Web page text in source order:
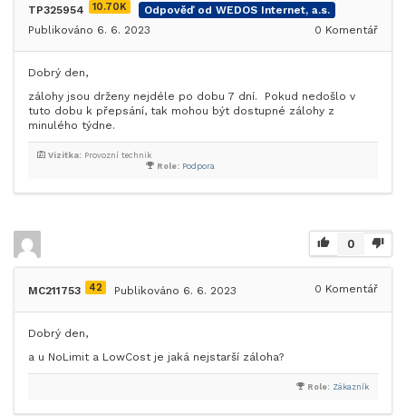
TP325954 10.70K
Odpověď od WEDOS Internet, a.s.
Publikováno 6. 6. 2023
0 Komentář
Dobrý den,
zálohy jsou drženy nejdéle po dobu 7 dní. Pokud nedošlo v
tuto dobu k přepsání, tak mohou být dostupné zálohy z
minulého týdne.
Role: Podpora
Vizitka: Provozní technik
0
MC211753 42 Publikováno 6. 6. 2023 0 Komentář
Dobrý den,
a u NoLimit a LowCost je jaká nejstarší záloha?
Role: Zákazník